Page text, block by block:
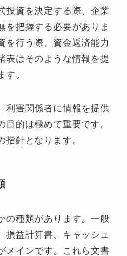
投資を決定する際、企業
を把握する必要がありま
を行う際、資金返済能力
表はそのような情報を提
す。
利害関係者に情報を提供
目的は極めて重要です。
指針となります。
の種類があります。一般
損益計算書、キャッシュ
メインです。これら文書